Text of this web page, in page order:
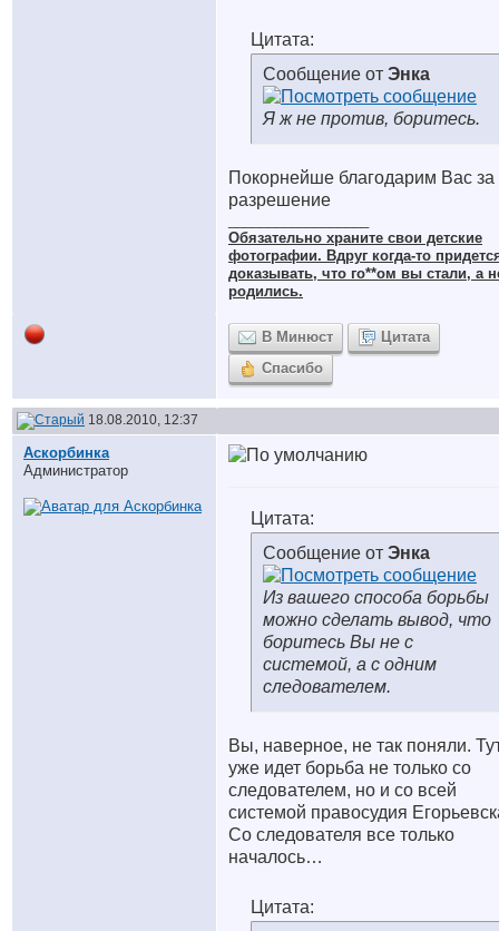
Цитата:
Сообщение от Энка
Я ж не против, боритесь.
Покорнейше благодарим Вас за
разрешение
Обязательно храните cвои детские
фотографии. Вдруг когда-то
доказывать, что го**ом вы стали, а
родились.
В Минюст
Цитата
Спасибо
18.08.2010, 12:37
Аскорбинка
Администратор
Цитата:
Сообщение от Энка
Из вашего способа борьбы
можно сделать вывод, что
боритесь Вы не с
системой, а с одним
следователем.
Вы, наверное, не так поняли.
уже идет борьба не только со
следователем, но и со всей
системой правосудия
Со следователя все только
началось…
Цитата: